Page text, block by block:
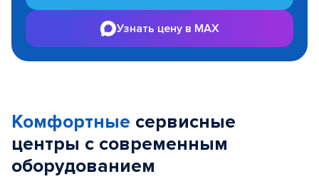
Узнать цену в MAX
Комфортные сервисные
центры с современным
оборудованием